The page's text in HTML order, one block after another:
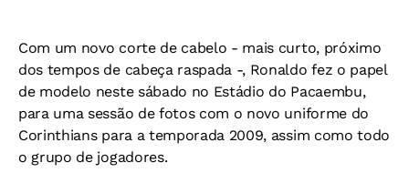
Com um novo corte de cabelo - mais curto, próximo
dos tempos de cabeça raspada -, Ronaldo fez o papel
de modelo neste sábado no Estádio do Pacaembu,
para uma sessão de fotos com o novo uniforme do
Corinthians para a temporada 2009, assim como todo
o grupo de jogadores.